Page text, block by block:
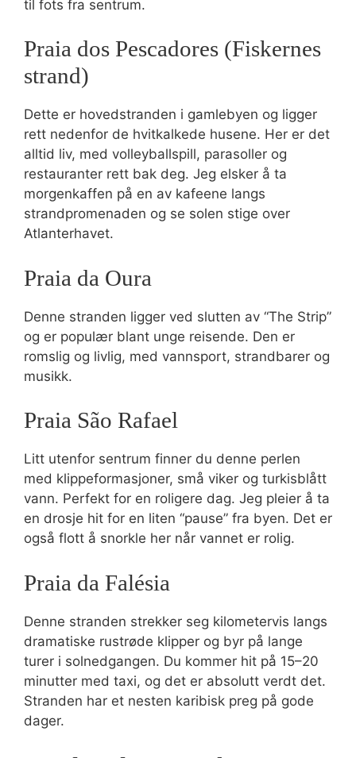
til fots fra sentrum.
Praia dos Pescadores (Fiskernes
strand)
Dette er hovedstranden i gamlebyen og ligger
rett nedenfor de hvitkalkede husene. Her er det
alltid liv, med volleyballspill, parasoller og
restauranter rett bak deg. Jeg elsker å ta
morgenkaffen på en av kafeene langs
strandpromenaden og se solen stige over
Atlanterhavet.
Praia da Oura
Denne stranden ligger ved slutten av “The Strip”
og er populær blant unge reisende. Den er
romslig og livlig, med vannsport, strandbarer og
musikk.
Praia São Rafael
Litt utenfor sentrum finner du denne perlen
med klippeformasjoner, små viker og turkisblått
vann. Perfekt for en roligere dag. Jeg pleier å ta
en drosje hit for en liten “pause” fra byen. Det er
også flott å snorkle her når vannet er rolig.
Praia da Falésia
Denne stranden strekker seg kilometervis langs
dramatiske rustrøde klipper og byr på lange
turer i solnedgangen. Du kommer hit på 15–20
minutter med taxi, og det er absolutt verdt det.
Stranden har et nesten karibisk preg på gode
dager.